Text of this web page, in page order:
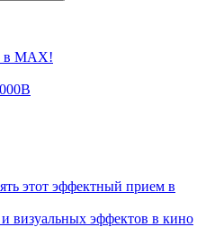
в MAX!
этот эффектный прием в
визуальных эффектов в кино